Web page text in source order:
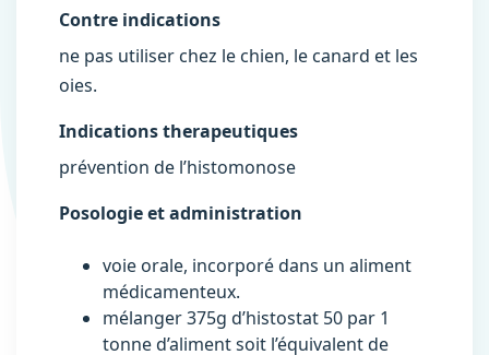
Contre indications
ne pas utiliser chez le chien, le canard et les
oies.
Indications therapeutiques
prévention de l’histomonose
Posologie et administration
voie orale, incorporé dans un aliment
médicamenteux.
mélanger 375g d’histostat 50 par 1
tonne d’aliment soit l’équivalent de